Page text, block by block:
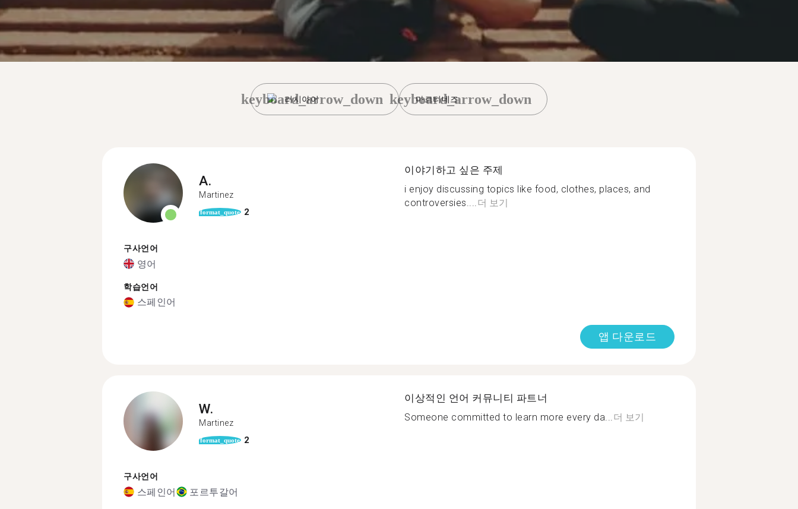
러시아어
keyboard_arrow_down 마르티네즈
keyboard_arrow_down
A.
Martinez
format_quote 2
구사언어
영어
학습언어
스페인어
이야기하고 싶은 주제
i enjoy discussing topics like food, clothes, places, and
controversies....더 보기
앱 다운로드
W.
Martinez
format_quote 2
구사언어
스페인어 포르투갈어
이상적인 언어 커뮤니티 파트너
Someone committed to learn more every da...더 보기